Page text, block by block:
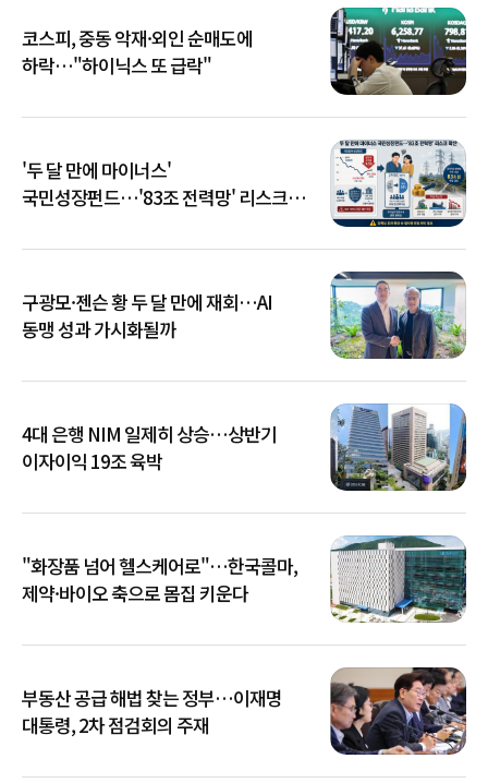
코스피, 중동 악재·외인 순매도에
하락…"하이닉스 또 급락"
'두 달 만에 마이너스'
국민성장펀드…'83조 전력망' 리스크
구광모·젠슨 황 두 달 만에 재회…AI
동맹 성과 가시화될까
4대 은행 NIM 일제히 상승…상반기
이자이익 19조 육박
"화장품 넘어 헬스케어로"…한국콜마,
제약·바이오 축으로 몸집 키운다
부동산 공급 해법 찾는 정부…이재명
대통령, 2차 점검회의 주재